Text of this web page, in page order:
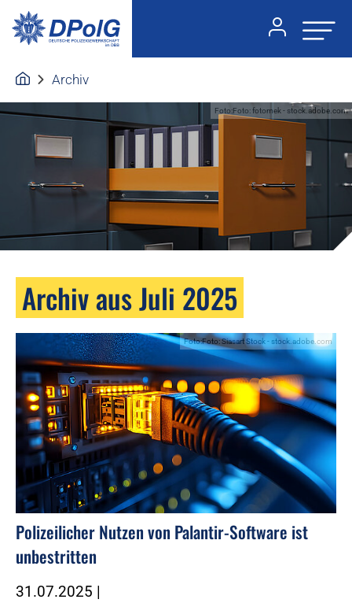
Archiv
Foto:Foto: fotomek - stock.adobe.com
Archiv aus Juli 2025
Foto:Foto: Siasart Stock - stock.adobe.com
Polizeilicher Nutzen von Palantir-Software ist
unbestritten
31.07.2025 |